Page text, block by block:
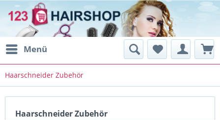
Menü
Haarschneider Zubehör
Haarschneider Zubehör